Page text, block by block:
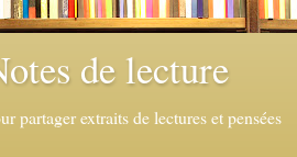
de lecture
partager extraits de lectures et pensées